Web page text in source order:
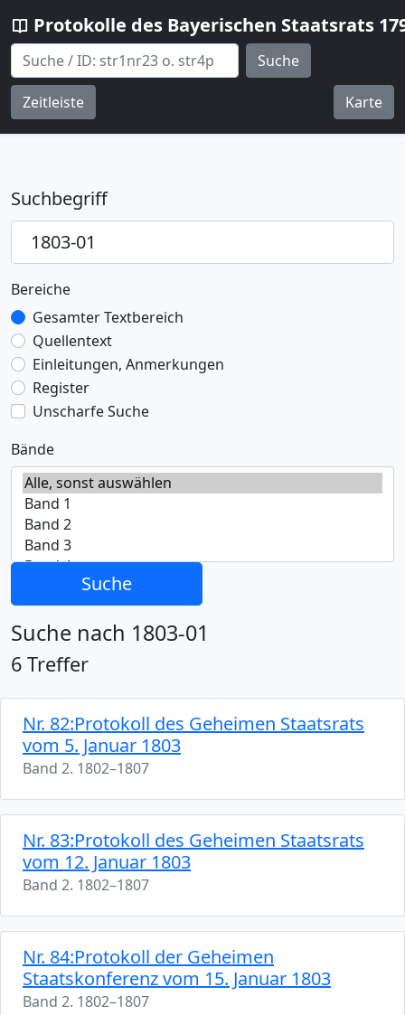
Protokolle des Bayerischen Staatsrats
Suche
Zeitleiste Karte
Suchbegriff
Bereiche
Gesamter Textbereich
Quellentext
Einleitungen, Anmerkungen
Register
Unscharfe Suche
Bände
Suche
Suche nach 1803-01
6 Treffer
Nr. 82:Protokoll des Geheimen Staatsrats
vom 5. Januar 1803
Band 2. 1802–1807
Nr. 83:Protokoll des Geheimen Staatsrats
vom 12. Januar 1803
Band 2. 1802–1807
Nr. 84:Protokoll der Geheimen
Staatskonferenz vom 15. Januar 1803
Band 2. 1802–1807